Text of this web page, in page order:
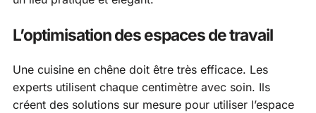
L’optimisation des espaces de travail
Une cuisine en chêne doit être très efficace. Les
experts utilisent chaque centimètre avec soin. Ils
créent des solutions sur mesure pour utiliser l’espace